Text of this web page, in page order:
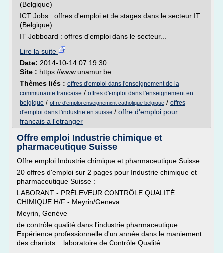
(Belgique)
ICT Jobs : offres d'emploi et de stages dans le secteur IT
(Belgique)
IT Jobboard : offres d'emploi dans le secteur...
Lire la suite
Date: 2014-10-14 07:19:30
Site : https://www.unamur.be
Thèmes liés : offres d'emploi dans l'enseignement de la
communaute francaise / offres d'emploi dans l'enseignement en
belgique / offre d'emploi enseignement catholique belgique / offres
d'emploi dans l'industrie en suisse / offre d'emploi pour
francais a l'etranger
Offre emploi Industrie chimique et
pharmaceutique Suisse
Offre emploi Industrie chimique et pharmaceutique Suisse
20 offres d'emploi sur 2 pages pour Industrie chimique et
pharmaceutique Suisse :
LABORANT - PRÉLEVEUR CONTRÔLE QUALITÉ
CHIMIQUE H/F - Meyrin/Geneva
Meyrin, Genève
de contrôle qualité dans l'industrie pharmaceutique
Expérience professionnelle d'un année dans le maniement
des chariots... laboratoire de Contrôle Qualité...